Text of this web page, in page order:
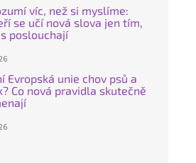
víc, než si myslíme:
se učí nová slova jen tím,
poslouchají
Evropská unie chov psů a
Co nová pravidla skutečně